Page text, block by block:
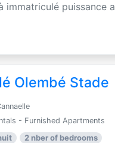
immatriculé puissance
Olembé Stade
- Furnished Apartments
2 nber of bedrooms